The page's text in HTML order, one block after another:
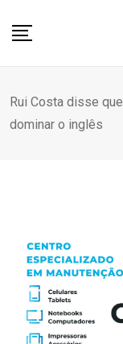
Rui Costa disse
dominar o inglês